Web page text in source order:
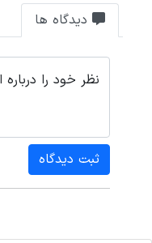
دیدگاه ها
نظر خود را
ثبت دیدگاه